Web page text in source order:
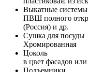
Выкатные системы
ПВШ полного
(Россия) и др.
Сушка для посуды
Хромированная
Цоколь
в цвет фасадов или
Подъемники